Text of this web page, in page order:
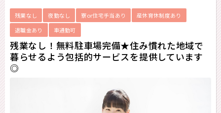
残業なし 夜勤なし 寮or住宅手当あり
産休育休制度あり
退職金あり
車通勤可
残業なし！無料駐車場完備★住み慣れた地域で
暮らせるよう包括的サービスを提供しています
◎